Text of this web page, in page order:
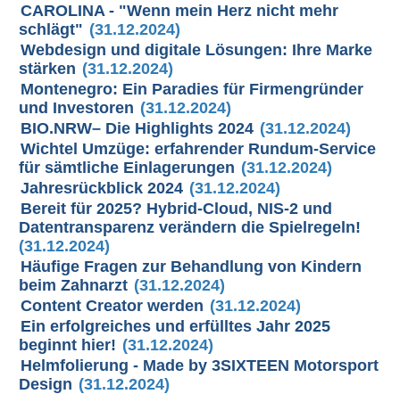
CAROLINA - "Wenn mein Herz nicht mehr
schlägt" (31.12.2024)
Webdesign und digitale Lösungen: Ihre Marke
stärken (31.12.2024)
Montenegro: Ein Paradies für Firmengründer
und Investoren (31.12.2024)
BIO.NRW– Die Highlights 2024 (31.12.2024)
Wichtel Umzüge: erfahrender Rundum-Service
für sämtliche Einlagerungen (31.12.2024)
Jahresrückblick 2024 (31.12.2024)
Bereit für 2025? Hybrid-Cloud, NIS-2 und
Datentransparenz verändern die Spielregeln!
(31.12.2024)
Häufige Fragen zur Behandlung von Kindern
beim Zahnarzt (31.12.2024)
Content Creator werden (31.12.2024)
Ein erfolgreiches und erfülltes Jahr 2025
beginnt hier! (31.12.2024)
Helmfolierung - Made by 3SIXTEEN Motorsport
Design (31.12.2024)